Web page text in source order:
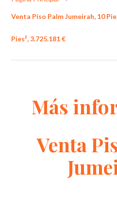
Venta Piso Palm Jumeirah, 10
Pies², 3.725.181 €
Más
Venta